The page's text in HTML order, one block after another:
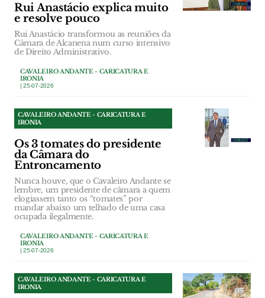
Rui Anastácio explica muito
e resolve pouco
Rui Anastácio transformou as reuniões da
Câmara de Alcanena num curso intensivo
de Direito Administrativo.
CAVALEIRO ANDANTE - CARICATURA E
IRONIA
| 25-07-2026
CAVALEIRO ANDANTE - CARICATURA E
IRONIA
Os 3 tomates do presidente
da Câmara do
Entroncamento
Nunca houve, que o Cavaleiro Andante se
lembre, um presidente de câmara a quem
elogiassem tanto os “tomates” por
mandar abaixo um telhado de uma casa
ocupada ilegalmente.
CAVALEIRO ANDANTE - CARICATURA E
IRONIA
| 25-07-2026
CAVALEIRO ANDANTE - CARICATURA E
IRONIA